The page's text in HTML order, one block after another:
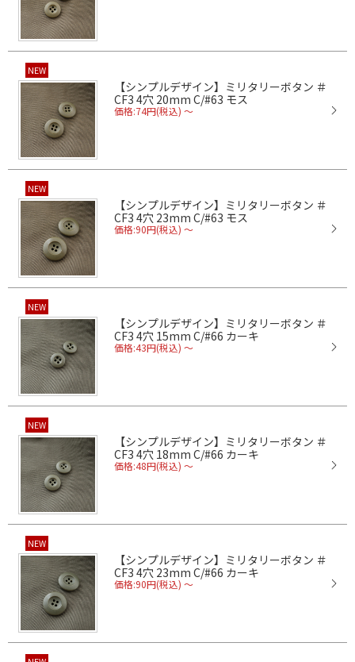
NEW
【シンプルデザイン】ミリタリーボタン ＃
CF3 4穴 20mm C/#63 モス
価格:74円(税込) ～
NEW
【シンプルデザイン】ミリタリーボタン ＃
CF3 4穴 23mm C/#63 モス
価格:90円(税込) ～
NEW
【シンプルデザイン】ミリタリーボタン ＃
CF3 4穴 15mm C/#66 カーキ
価格:43円(税込) ～
NEW
【シンプルデザイン】ミリタリーボタン ＃
CF3 4穴 18mm C/#66 カーキ
価格:48円(税込) ～
NEW
【シンプルデザイン】ミリタリーボタン ＃
CF3 4穴 23mm C/#66 カーキ
価格:90円(税込) ～